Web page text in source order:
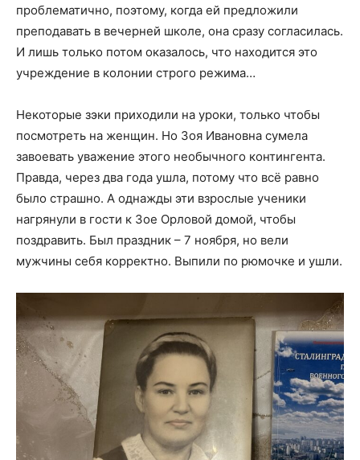
проблематично, поэтому, когда ей предложили
преподавать в вечерней школе, она сразу согласилась.
И лишь только потом оказалось, что находится это
учреждение в колонии строго режима…
Некоторые зэки приходили на уроки, только чтобы
посмотреть на женщин. Но Зоя Ивановна сумела
завоевать уважение этого необычного контингента.
Правда, через два года ушла, потому что всё равно
было страшно. А однажды эти взрослые ученики
нагрянули в гости к Зое Орловой домой, чтобы
поздравить. Был праздник – 7 ноября, но вели
мужчины себя корректно. Выпили по рюмочке и ушли.